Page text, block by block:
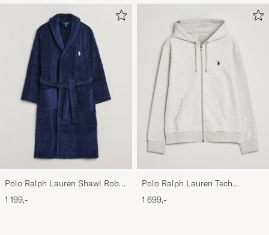
Polo Ralph Lauren Shawl Robe
Navy
1 199,-
Polo Ralph Lauren Tech
Performance Full Zip Light
Sport Heather
1 699,-